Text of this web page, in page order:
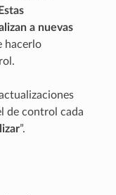
Estas
a nuevas
hacerlo
de control cada
”.